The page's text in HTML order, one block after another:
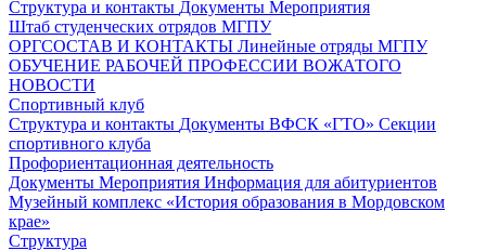
Структура и контакты Документы Мероприятия
Штаб студенческих отрядов МГПУ
ОРГСОСТАВ И КОНТАКТЫ Линейные отряды МГПУ
ОБУЧЕНИЕ РАБОЧЕЙ ПРОФЕССИИ ВОЖАТОГО
НОВОСТИ
Спортивный клуб
Структура и контакты Документы ВФСК «ГТО» Секции
спортивного клуба
Профориентационная деятельность
Документы Мероприятия Информация для абитуриентов
Музейный комплекс «История образования в Мордовском
крае»
Структура